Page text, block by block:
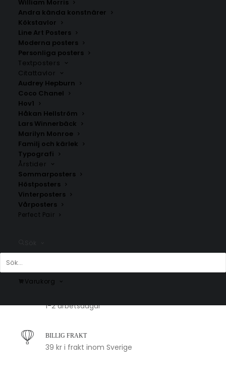
William Morris
Andra kända konstnärer
Kökstavlor
Line Art Posters
Moderna posters
Personliga posters
Textposters
Citattavlor
Audrey Hepburn
Coco Chanel
Hov1
Håkan Hellström
Lars Winnerbäck
Marilyn Monroe
Familj och kärlek
Typografi
Årstider
Sommarposters
Höstposters
Vinterposters
Vårposters
Perfect Pair
Varukorg
Henri Matisse – La Japonaise
Fr.99.00kr
1-2 arbetsdagar
BILLIG FRAKT
39 kr i frakt inom Sverige